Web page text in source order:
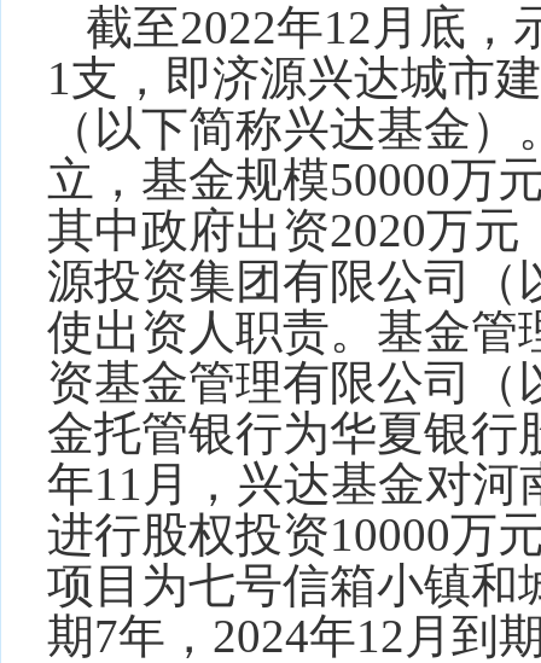
截至2022年12 月底，
1支，即济源兴达城市
（以下简称兴达基金
立，基金规模50000万
其中政府出资2020万元
源投资集团有限公司（
使出资人职责。基金管
资基金管理有限公司（
金托管银行为华夏银行
年11 月，兴达基金对
进行股权投资10000万
项目为七号信箱小镇和
期7年， 2024年12 月到